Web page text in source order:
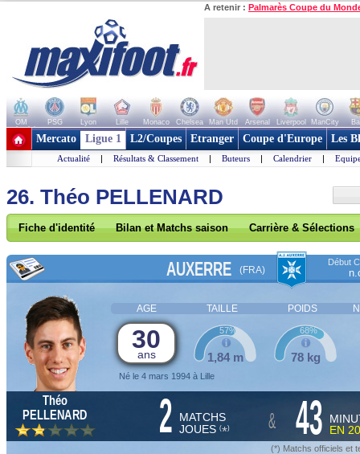
A retenir : Palmarès Coupe du
OM PSG Lyon Lille Monaco Chelsea Man Utd Arsenal Liverpool ManCity
+ de clubs
Mercato Ligue 1 L2/Coupes Etranger Coupe d'Europe Les
Actualité | Résultats & Classement | Buteurs | Calendrier |
26. Théo PELLENARD
Fiche d'identité Bilan et Matchs saison Carrière & Sélections
AUXERRE (FRA)
Début
AGE TAILLE POIDS
30
ans
Né le 4 mars 1994 à Lille
1,84 m
57%
78 kg
68%
Théo
PELLENARD
2 MATCHS
JOUES (*) & 43
EN
(*) Matchs officiels et